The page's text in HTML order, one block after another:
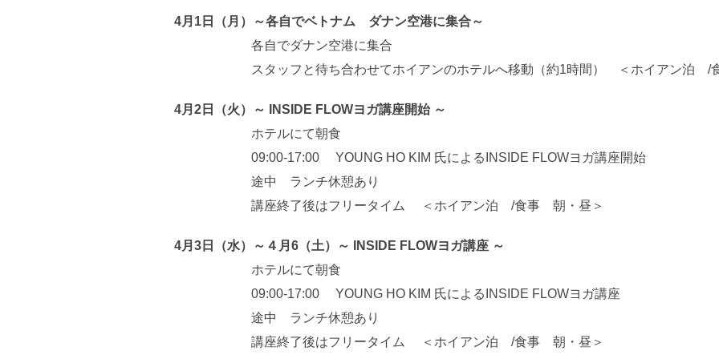
4月1日（月）～各自でベトナム ダナン空港に集合～
各自でダナン空港に集合
スタッフと待ち合わせてホイアンのホテルへ移動（約1時間） ＜ホイアン泊 /食
4月2日（火）～ INSIDE FLOWヨガ講座開始 ～
ホテルにて朝食
09:00-17:00 YOUNG HO KIM 氏によるINSIDE FLOWヨガ講座開始
途中 ランチ休憩あり
講座終了後はフリータイム ＜ホイアン泊 /食事 朝・昼＞
4月3日（水）～４月6（土）～ INSIDE FLOWヨガ講座 ～
ホテルにて朝食
09:00-17:00 YOUNG HO KIM 氏によるINSIDE FLOWヨガ講座
途中 ランチ休憩あり
講座終了後はフリータイム ＜ホイアン泊 /食事 朝・昼＞